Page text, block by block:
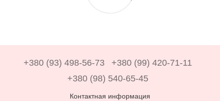
+380 (93) 498-56-73
+380 (99) 420-71-11
+380 (98) 540-65-45
Контактная информация